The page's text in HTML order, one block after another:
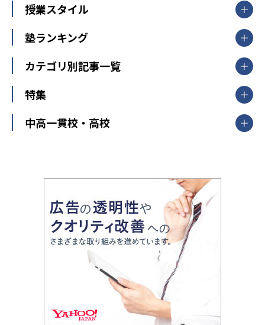
山形県
福島県
関東
東京都
神奈川県
茨城県
栃木県
群馬県
新潟県
中部
愛知県
静岡県
長野県
大阪府
兵庫県 京都府 奈良県
和歌山県
鳥取県
島根県 岡山県 広島県
香川県
高知県
長崎県 熊本県
鹿児島県 沖縄県
【掲載塾一覧を見る】
東京個別指導学院
明光義塾
個別教室のトライ
武田塾
授業スタイル
個別指導
オンライン指導
塾ランキング
中学受験ランキング
カテゴリ別記事一覧
中学受験
大学受験
教育全般
大学受験塾の選び方
中学受験に熱心な市区町村ランキング
小学校受験
家庭教師
特集
開成番長直伝！子どもの受験を成功させる方法
運動と遊びを考える
情報Ⅰ、数学が苦手な人注目！最短距離の学力
アップ法
悩み多き「大学受験」相談室
英語・英会話・英検対策
小学校教師が解説！中学受験のリアル
教育ジャーナリストが徹底解説！ 大学受験の羅
中高一貫校・高校
大学入試改革
ママテクエグザム
進化する中高一貫校・高校